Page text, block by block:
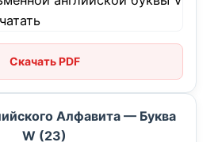
Скачать PDF
Алфавита — Буква
W (23)